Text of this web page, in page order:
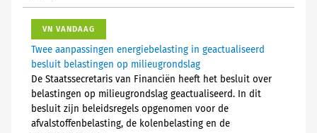
VN VANDAAG
Twee aanpassingen energiebelasting in geactualiseerd
besluit belastingen op milieugrondslag
De Staatssecretaris van Financiën heeft het besluit over
belastingen op milieugrondslag geactualiseerd. In dit
besluit zijn beleidsregels opgenomen voor de
afvalstoffenbelasting, de kolenbelasting en de